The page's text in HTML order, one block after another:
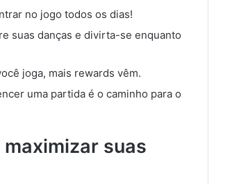
no jogo todos os dias!
suas danças e divirta-se enquanto
joga, mais rewards vêm.
uma partida é o caminho para o
suas